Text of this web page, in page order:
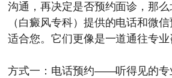
沟通，再决定是否预约面诊，那
（白癜风专科）提供的电话和微
适合您。它们更像是一道通往专业
方式一：电话预约——听得见的专